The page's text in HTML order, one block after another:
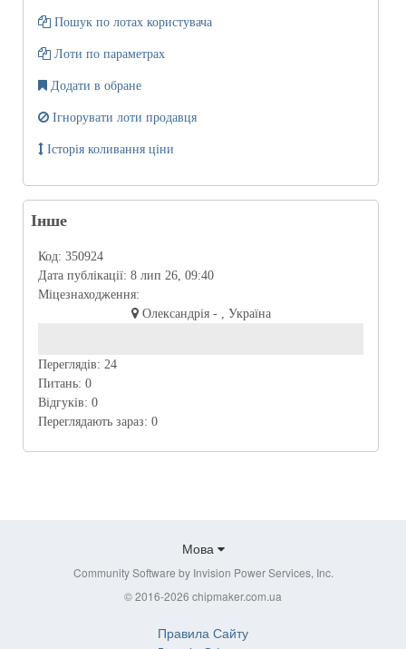
Пошук по лотах користувача
Лоти по параметрах
Додати в обране
Ігнорувати лоти продавця
Історія коливання ціни
Інше
Код: 350924
Дата публікації: 8 лип 26, 09:40
Міцезнаходження:
Олександрія - , Україна
Переглядів: 24
Питань: 0
Відгуків: 0
Переглядають зараз: 0
Мова
Community Software by Invision Power Services, Inc.
© 2016-2026 chipmaker.com.ua
Правила Сайту